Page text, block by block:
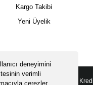
deneyimini
verimli
çerezler
Kargo Takibi
Yeni Üyelik
- Tüm hakları saklıdır -